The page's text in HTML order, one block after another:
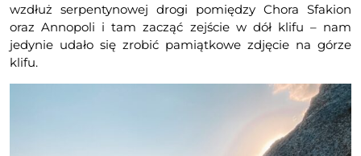
wzdłuż serpentynowej drogi pomiędzy Chora Sfakion
oraz Annopoli i tam zacząć zejście w dół klifu – nam
jedynie udało się zrobić pamiątkowe zdjęcie na górze
klifu.